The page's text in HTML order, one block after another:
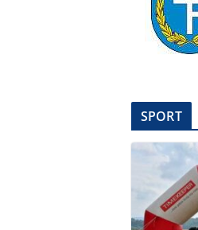
SPORT